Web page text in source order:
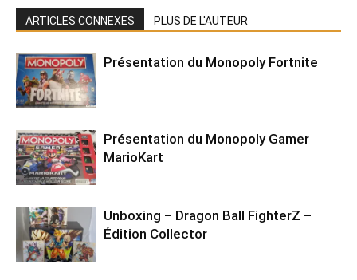
ARTICLES CONNEXES PLUS DE L'AUTEUR
Présentation du Monopoly Fortnite
Présentation du Monopoly Gamer
MarioKart
Unboxing – Dragon Ball FighterZ –
Édition Collector